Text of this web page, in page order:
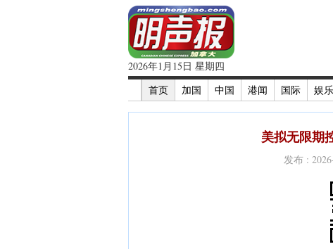
2026年1月15日 星期四
首页
加国 中国 港闻 国际 娱乐
美拟无限期
发布 :